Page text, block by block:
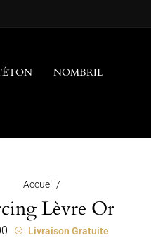
NOMBRIL
Accueil /
Lèvre Or
PrixLivraison Gratuite